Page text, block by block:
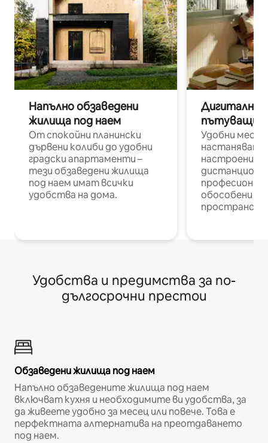
Напълно обзаведени
жилища под наем
От спокойни планински
дървени колиби до удобни
градски апартаменти –
тези обзаведени жилища
под наем имат всички
удобства на дома.
Дигитални
пътуващи
Удобни
настаняване
настроени и
обособени
Удобства и предимства за по-
дългосрочни престои
Обзаведени жилища под наем
Напълно обзаведените жилища под наем
включват кухня и необходимите ви удобства, за
да живеете удобно за месец или повече. Това е
перфектната алтернатива на преотдаването
под наем.